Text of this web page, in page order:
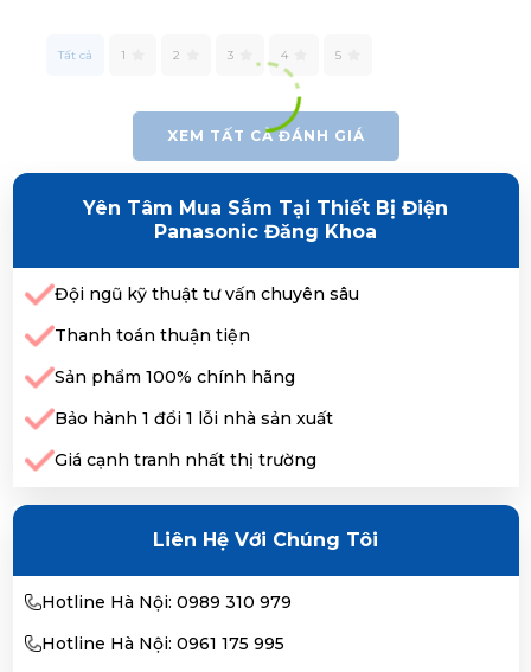
Tất cả 1 2 3 4 5
XEM TẤT CẢ ĐÁNH GIÁ
Yên Tâm Mua Sắm Tại Thiết Bị Điện
Panasonic Đăng Khoa
Đội ngũ kỹ thuật tư vấn chuyên sâu
Thanh toán thuận tiện
Sản phẩm 100% chính hãng
Bảo hành 1 đổi 1 lỗi nhà sản xuất
Giá cạnh tranh nhất thị trường
Liên Hệ Với Chúng Tôi
Hotline Hà Nội: 0989 310 979
Hotline Hà Nội: 0961 175 995